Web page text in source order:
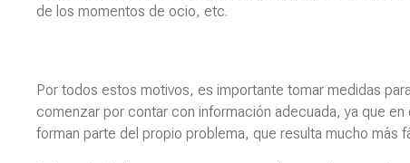
de los momentos de ocio, etc.
Por todos estos motivos, es importante tomar medidas
comenzar por contar con información adecuada, ya que
forman parte del propio problema, que resulta mucho más